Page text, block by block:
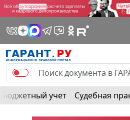
Бюджетный учет Судебная